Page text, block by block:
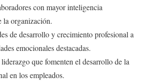
con mayor inteligencia
la organización.
de desarrollo y crecimiento profesional a
emocionales destacadas.
que fomenten el desarrollo de la
en los empleados.